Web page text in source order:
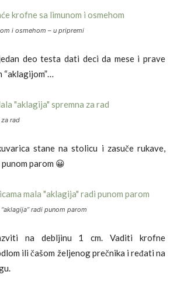
i osmehom – u pripremi
deo testa dati deci da mese i prave
“aklagijom”…
za rad
stane na stolicu i zasuče rukave,
parom 😀
radi punom parom
na debljinu 1 cm. Vaditi krofne
ili čašom željenog prečnika i ređati na